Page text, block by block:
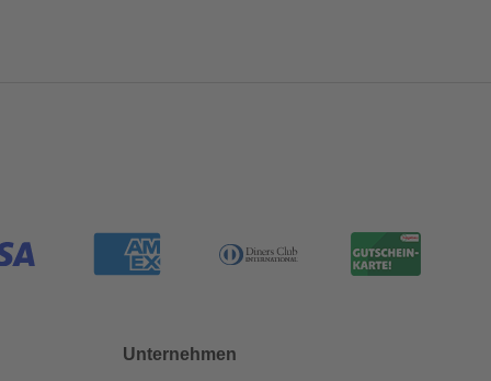
Unternehmen